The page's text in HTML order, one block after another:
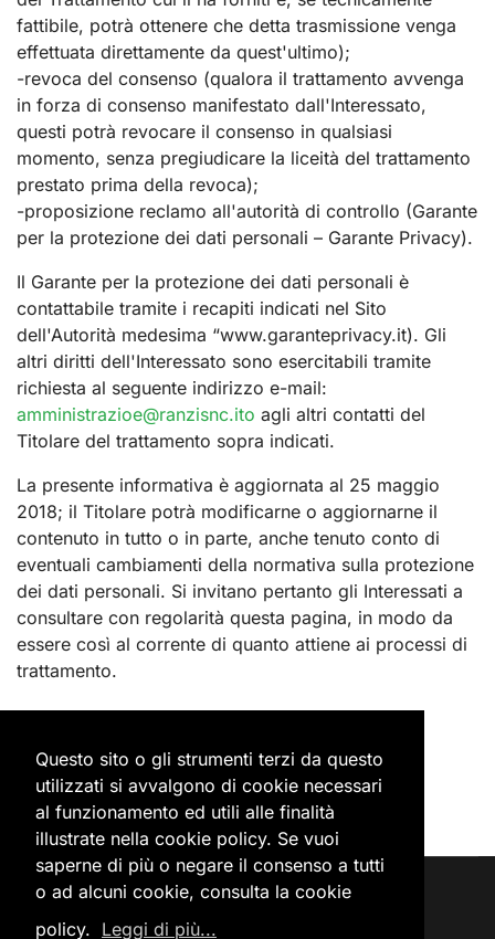
Questo sito o gli strumenti terzi da questo
utilizzati si avvalgono di cookie necessari
al funzionamento ed utili alle finalità
illustrate nella cookie policy. Se vuoi
saperne di più o negare il consenso a tutti
o ad alcuni cookie, consulta la cookie
policy. Leggi di più...
fattibile, potrà ottenere che detta trasmissione venga
effettuata direttamente da quest'ultimo);
-revoca del consenso (qualora il trattamento avvenga
in forza di consenso manifestato dall'Interessato,
questi potrà revocare il consenso in qualsiasi
momento, senza pregiudicare la liceità del trattamento
prestato prima della revoca);
-proposizione reclamo all'autorità di controllo (Garante
per la protezione dei dati personali – Garante Privacy).
Il Garante per la protezione dei dati personali è
contattabile tramite i recapiti indicati nel Sito
dell'Autorità medesima “www.garanteprivacy.it). Gli
altri diritti dell'Interessato sono esercitabili tramite
richiesta al seguente indirizzo e-mail:
amministrazioe@ranzisnc.ito agli altri contatti del
Titolare del trattamento sopra indicati.
La presente informativa è aggiornata al 25 maggio
2018; il Titolare potrà modificarne o aggiornarne il
contenuto in tutto o in parte, anche tenuto conto di
eventuali cambiamenti della normativa sulla protezione
dei dati personali. Si invitano pertanto gli Interessati a
consultare con regolarità questa pagina, in modo da
essere così al corrente di quanto attiene ai processi di
trattamento.